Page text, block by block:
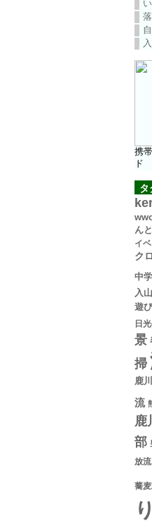
携
ド
タ
ん
イ
ク
中
入
遊び
日
景
掃
鹿
流
鹿
部
放流
蕎
り